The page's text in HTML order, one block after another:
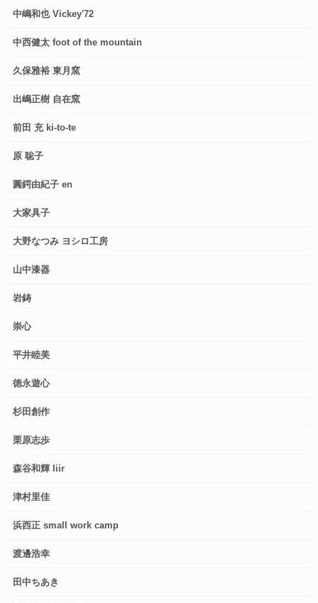
中嶋和也 Vickey'72
中西健太 foot of the mountain
久保雅裕 東月窯
出嶋正樹 自在窯
前田 充 ki-to-te
原 聡子
圓鍔由紀子 en
大家具子
大野なつみ ヨシロ工房
山中漆器
岩鋳
崇心
平井睦美
徳永遊心
杉田創作
栗原志歩
森谷和輝 liir
津村里佳
浜西正 small work camp
渡邊浩幸
田中ちあき